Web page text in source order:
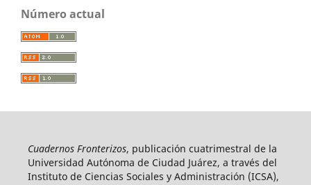
Número actual
Cuadernos Fronterizos, publicación cuatrimestral de la
Universidad Autónoma de Ciudad Juárez, a través del
Instituto de Ciencias Sociales y Administración (ICSA),